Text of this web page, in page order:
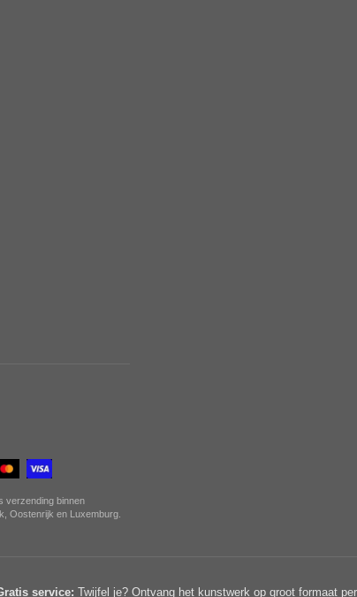
verzending binnen
Oostenrijk en Luxemburg.
service: Twijfel je? Ontvang het kunstwerk op groot formaat